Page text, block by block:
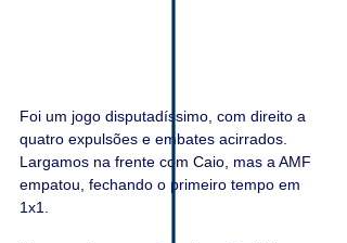
Foi um jogo disputadíssimo, com direito a
quatro expulsões e embates acirrados.
Largamos na frente com Caio, mas a AMF
empatou, fechando o primeiro tempo em
1x1.